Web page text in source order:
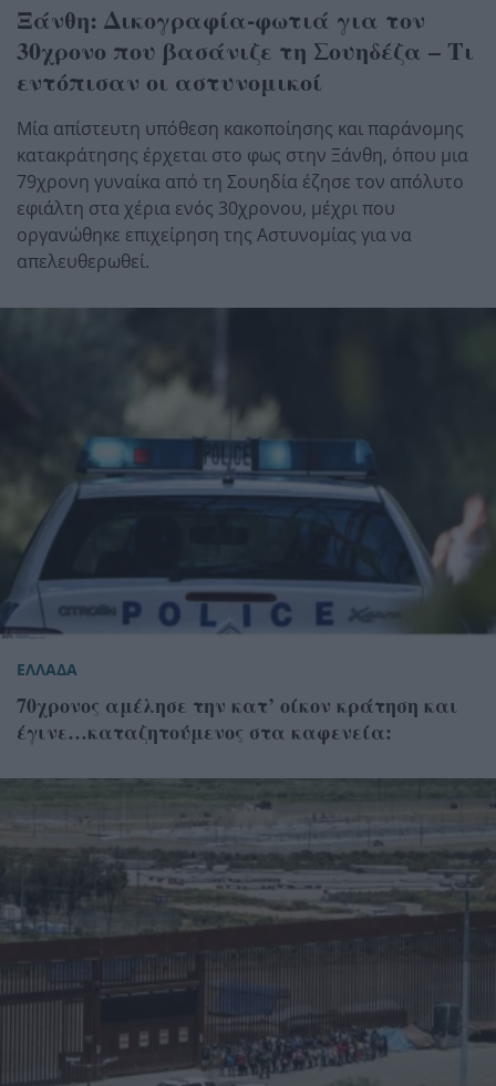
Ξάνθη: Δικογραφία-φωτιά για τον
30χρονο που βασάνιζε τη Σουηδέζα – Τι
εντόπισαν οι αστυνομικοί
Μία απίστευτη υπόθεση κακοποίησης και παράνομης
κατακράτησης έρχεται στο φως στην Ξάνθη, όπου μια
79χρονη γυναίκα από τη Σουηδία έζησε τον απόλυτο
εφιάλτη στα χέρια ενός 30χρονου, μέχρι που
οργανώθηκε επιχείρηση της Αστυνομίας για να
απελευθερωθεί.
ΕΛΛΑΔΑ
70χρονος αμέλησε την κατ’ οίκον κράτηση και
έγινε…καταζητούμενος στα καφενεία: